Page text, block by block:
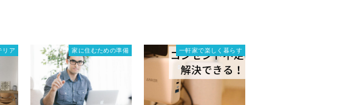
リア 家に住むための準備 一軒家で楽しく暮らす